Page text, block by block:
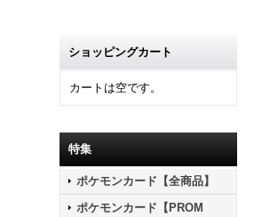
ショッピングカート
カートは空です。
特集
ポケモンカード【全商品】
ポケモンカード【PROM